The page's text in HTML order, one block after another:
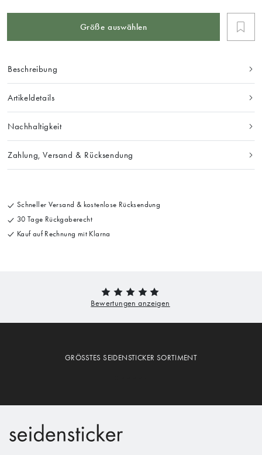
Größe auswählen
Beschreibung
Artikeldetails
Nachhaltigkeit
Zahlung, Versand & Rücksendung
Schneller Versand & kostenlose Rücksendung
30 Tage Rückgaberecht
Kauf auf Rechnung mit Klarna
GRÖSSTES SEIDENSTICKER SORTIMENT